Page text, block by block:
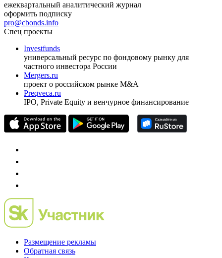
ежеквартальный аналитический журнал
оформить подписку
pro@cbonds.info
Спец проекты
Investfunds
универсальный ресурс по фондовому рынку для
частного инвестора России
Mergers.ru
проект о российском рынке M&A
Preqveca.ru
IPO, Private Equity и венчурное финансирование
Размещение рекламы
Обратная связь